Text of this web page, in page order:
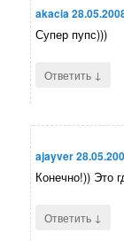
akacia
Супер пупс)))
Ответить ↓
ajayver
Конечно!)) Это
Ответить ↓